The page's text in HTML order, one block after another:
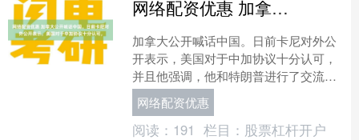
网络配资优惠 加拿大公开喊话中国。日前卡尼对外公开表示，美国对于中加协议十分认可，
加拿大公开喊话中国。日前卡尼对外公
开表示，美国对于中加协议十分认可，
并且他强调，他和特朗普进行了交流网
络配资优惠，特朗普喜欢这个安排。 卡
尼还说了什么？ 加拿....
网络配资优惠
阅读： 191 栏目： 股票杠杆开户